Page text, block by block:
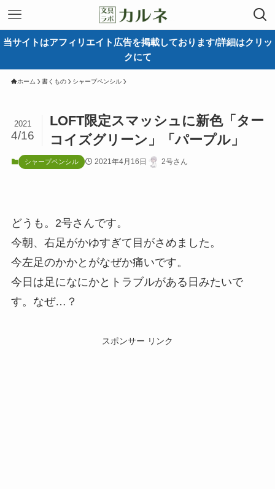
当サイトはアフィリエイト広告を掲載しております/詳細はクリッ
クにて
ホーム 書くもの シャープペンシル
LOFT限定スマッシュに新色「ター
コイズグリーン」「パープル」
2021
4/16
シャープペンシル 2021年4月16日 2号さん
どうも。2号さんです。
今朝、右足がかゆすぎて目がさめました。
今左足のかかとがなぜか痛いです。
今日は足になにかとトラブルがある日みたいで
す。なぜ…？
スポンサー リンク